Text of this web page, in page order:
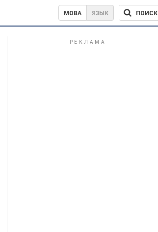
МОВА ЯЗЫК ПОИСК